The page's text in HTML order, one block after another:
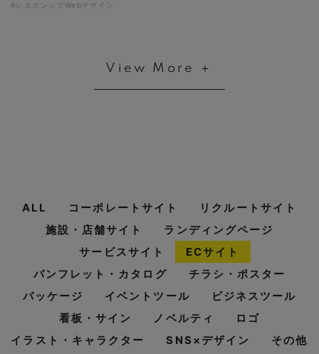
#レスポンシブWebデザイン
View More ＋
ALL コーポレートサイト
リクルートサイト
施設・店舗サイト
ランディングページ
サービスサイト
ECサイト
パンフレット・カタログ
チラシ・ポスター
パッケージ
イベントツール
ビジネスツール
看板・サイン
ノベルティ
ロゴ
イラスト・キャラクター
SNS×デザイン
その他